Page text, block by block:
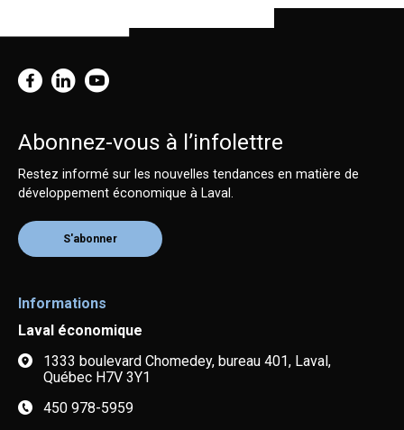
Abonnez-vous à l’infolettre
Restez informé sur les nouvelles tendances en matière de
développement économique à Laval.
S'abonner
Informations
Laval économique
1333 boulevard Chomedey, bureau 401, Laval,
Québec H7V 3Y1
450 978-5959